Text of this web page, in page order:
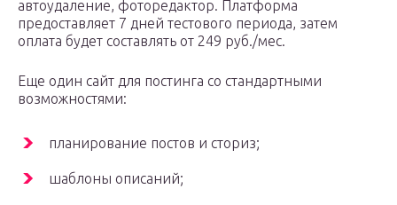
автоудаление, фоторедактор. Платформа
предоставляет 7 дней тестового периода, затем
оплата будет составлять от 249 руб./мес.
Еще один сайт для постинга со стандартными
возможностями:
планирование постов и сториз;
шаблоны описаний;